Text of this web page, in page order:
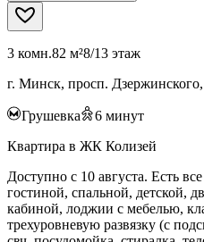
3 комн.82 м²8/13 этаж
г. Минск, просп.
Грушевка 6 минут
Квартира в ЖК Колизей
Доступно с 10 августа. Есть
гостиной, спальной, детской,
кабиной, лоджии с мебелью,
трехуровневую развязку (с